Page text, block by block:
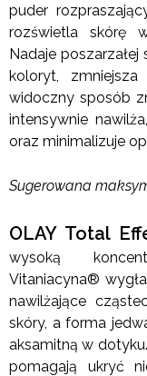
puder
rozświetla skórę
Nadaje
koloryt,
widoczny sposób
intensywnie
oraz minimalizuje
Sugerowana
OLAY Total
wysoką
Vitaniacyna®
nawilżające
skóry, a forma
aksamitną w
pomagają ukryć